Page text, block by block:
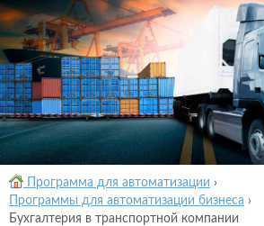
Программа для автоматизации ›
Программы для автоматизации бизнеса ›
Бухгалтерия в транспортной компании